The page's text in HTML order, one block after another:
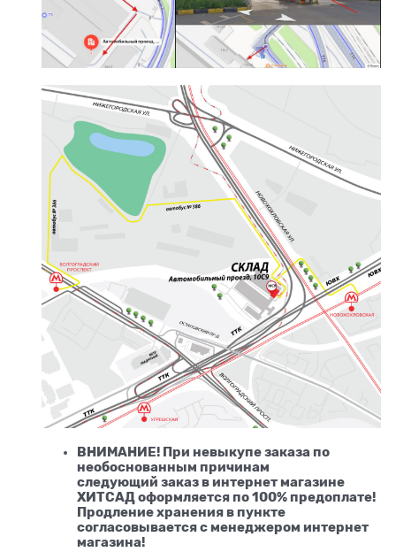
ВНИМАНИЕ! При невыкупе заказа по
необоснованным причинам
следующий заказ в интернет магазине
ХИТСАД оформляется по 100% предоплате!
Продление хранения в пункте
согласовывается с менеджером интернет
магазина!